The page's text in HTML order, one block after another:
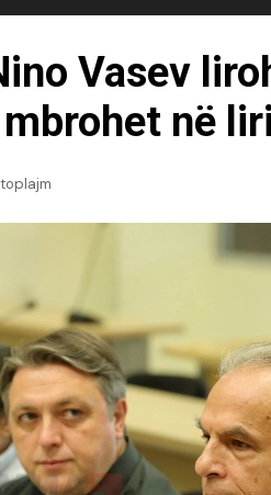
Vasev
në liri
toplajm